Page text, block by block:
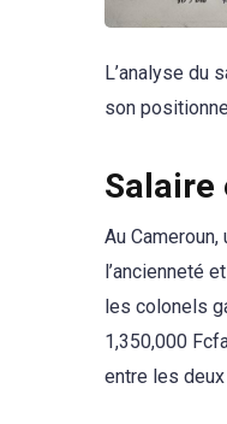
L’analyse du
son
Salaire
Au
l’ancienneté
les colonels
1,350,000
entre les